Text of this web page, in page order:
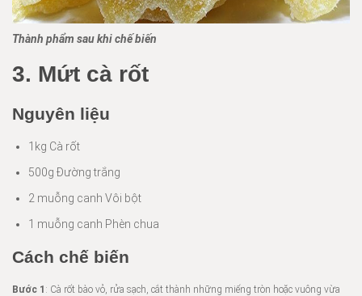
Thành phẩm sau khi chế biến
3. Mứt cà rốt
Nguyên liệu
1kg Cà rốt
500g Đường trắng
2 muỗng canh Vôi bột
1 muỗng canh Phèn chua
Cách chế biến
Bước 1 : Cà rốt bào vỏ, rửa sạch, cắt thành những miếng tròn hoặc vuông vừa